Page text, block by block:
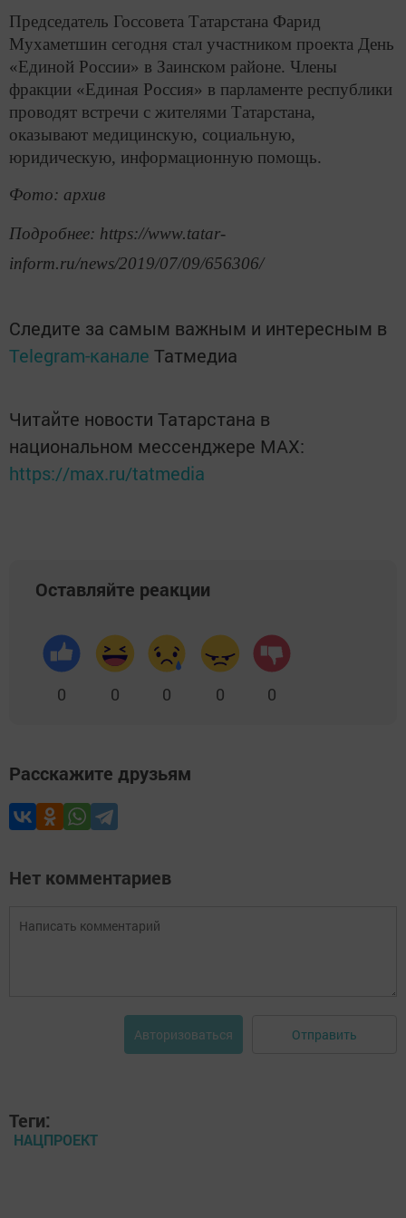
Председатель Госсовета Татарстана Фарид
Мухаметшин сегодня стал участником проекта День
«Единой России» в Заинском районе. Члены
фракции «Единая Россия» в парламенте республики
проводят встречи с жителями Татарстана,
оказывают медицинскую, социальную,
юридическую, информационную помощь.
Фото: архив
Подробнее: https://www.tatar-
inform.ru/news/2019/07/09/656306/
Следите за самым важным и интересным в
Telegram-канале Татмедиа
Читайте новости Татарстана в
национальном мессенджере MАХ:
https://max.ru/tatmedia
Оставляйте реакции
0 0 0 0 0
Расскажите друзьям
Нет комментариев
Авторизоваться Отправить
Теги:
НАЦПРОЕКТ